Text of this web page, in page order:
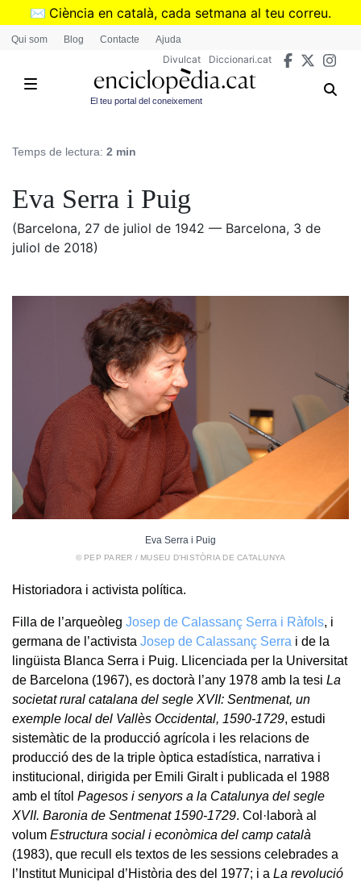
Vés
✉️ Ciència en català, cada setmana al teu correu.
➜Subscriu-te al butlletí de Divulcat
Qui som Blog Contacte Ajuda
Divulcat Diccionari.cat
El teu portal del coneixement
Temps de lectura: 2 min
Eva Serra i Puig
(Barcelona, 27 de juliol de 1942 — Barcelona, 3 de
juliol de 2018)
Eva Serra i Puig
© PEP PARER / MUSEU D'HISTÒRIA DE CATALUNYA
Historiadora i activista política.
Filla de l’arqueòleg Josep de Calassanç Serra i Ràfols, i
germana de l’activista Josep de Calassanç Serra i de la
lingüista Blanca Serra i Puig. Llicenciada per la Universitat
de Barcelona (1967), es doctorà l’any 1978 amb la tesi La
societat rural catalana del segle XVII: Sentmenat, un
exemple local del Vallès Occidental, 1590-1729, estudi
sistemàtic de la producció agrícola i les relacions de
producció des de la triple òptica estadística, narrativa i
institucional, dirigida per Emili Giralt i publicada el 1988
amb el títol Pagesos i senyors a la Catalunya del segle
XVII. Baronia de Sentmenat 1590-1729. Col·laborà al
volum Estructura social i econòmica del camp català
(1983), que recull els textos de les sessions celebrades a
l’Institut Municipal d’Història des del 1977; i a La revolució